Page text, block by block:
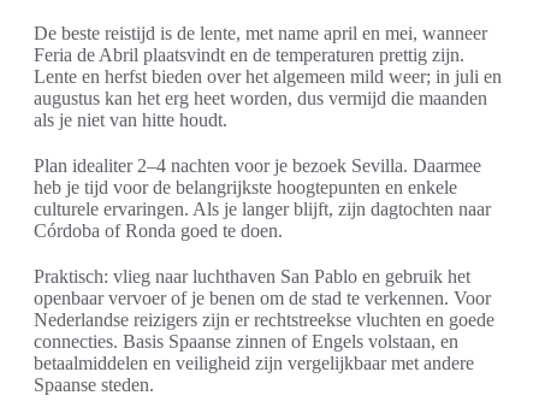
De beste reistijd is de lente, met name april en mei, wanneer
Feria de Abril plaatsvindt en de temperaturen prettig zijn.
Lente en herfst bieden over het algemeen mild weer; in juli en
augustus kan het erg heet worden, dus vermijd die maanden
als je niet van hitte houdt.
Plan idealiter 2–4 nachten voor je bezoek Sevilla. Daarmee
heb je tijd voor de belangrijkste hoogtepunten en enkele
culturele ervaringen. Als je langer blijft, zijn dagtochten naar
Córdoba of Ronda goed te doen.
Praktisch: vlieg naar luchthaven San Pablo en gebruik het
openbaar vervoer of je benen om de stad te verkennen. Voor
Nederlandse reizigers zijn er rechtstreekse vluchten en goede
connecties. Basis Spaanse zinnen of Engels volstaan, en
betaalmiddelen en veiligheid zijn vergelijkbaar met andere
Spaanse steden.